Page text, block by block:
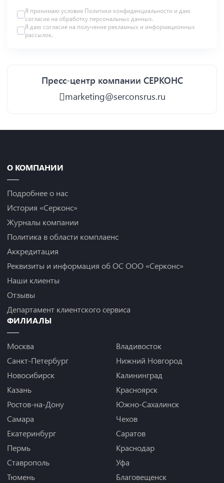
Я принимаю условия Политики конфиденциальности и даю
согласие на обработку персональных данных.
Я даю согласие на получение рекламных и информационных
рассылок.
Пресс-центр компании СЕРКОНС
marketing@serconsrus.ru
О КОМПАНИИ
Подробнее о нас
История «Серконс»
Журналы компании
Политика в области комплаенс
Аккредитация
Реквизиты и информация об ОС ООО «Серконс»
Наши клиенты
Отзывы
Департамент клиентского сервиса
ФИЛИАЛЫ
Москва
Санкт-Петербург
Новосибирск
Казань
Ростов-на-Дону
Самара
Екатеринбург
Пермь
Ставрополь
Тюмень
Владивосток
Нижний Новгород
Калининград
Красноярск
Южно-Сахалинск
Чехов
Саратов
Краснодар
Уфа
Благовещенск